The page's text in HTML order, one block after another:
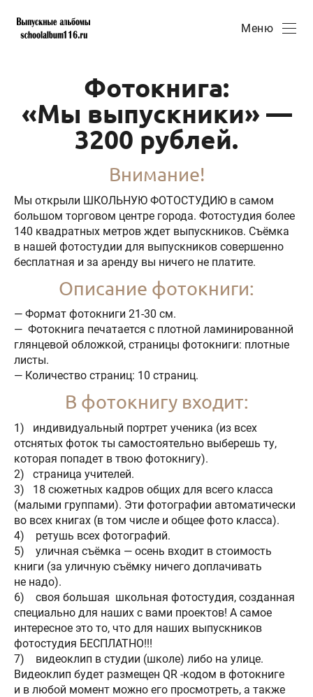
Меню
Фотокнига:
«Мы выпускники» —
3200 рублей.
Внимание!
Мы открыли ШКОЛЬНУЮ ФОТОСТУДИЮ в самом
большом торговом центре города. Фотостудия более
140 квадратных метров ждет выпускников. Съёмка
в нашей фотостудии для выпускников совершенно
бесплатная и за аренду вы ничего не платите.
Описание фотокниги:
— Формат фотокниги 21-30 см.
— Фотокнига печатается с плотной ламинированной
глянцевой обложкой, страницы фотокниги: плотные
листы.
— Количество страниц: 10 страниц.
В фотокнигу входит:
1) индивидуальный портрет ученика (из всех
отснятых фоток ты самостоятельно выберешь ту,
которая попадет в твою фотокнигу).
2) страница учителей.
3) 18 сюжетных кадров общих для всего класса
(малыми группами). Эти фотографии автоматически
во всех книгах (в том числе и общее фото класса).
4) ретушь всех фотографий.
5) уличная съёмка — осень входит в стоимость
книги (за уличную съёмку ничего доплачивать
не надо).
6) своя большая школьная фотостудия, созданная
специально для наших с вами проектов! А самое
интересное это то, что для наших выпускников
фотостудия БЕСПЛАТНО!!!
7) видеоклип в студии (школе) либо на улице.
Видеоклип будет размещен QR -кодом в фотокниге
и в любой момент можно его просмотреть, а также